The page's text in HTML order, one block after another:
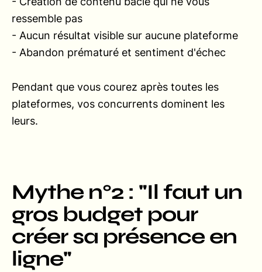
ressemble pas
- Aucun résultat visible sur aucune plateforme
- Abandon prématuré et sentiment d'échec
Pendant que vous courez après toutes les
plateformes, vos concurrents dominent les
leurs.
Mythe n°2 : "Il faut un
gros budget pour
créer sa présence en
ligne"